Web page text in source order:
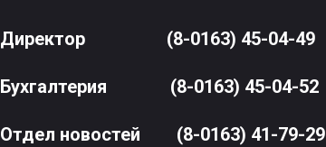
Директор (8-0163) 45-04-49
Бухгалтерия (8-0163) 45-04-52
Отдел новостей (8-0163) 41-79-29